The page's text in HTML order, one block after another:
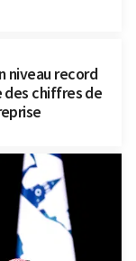
niveau record
des chiffres de